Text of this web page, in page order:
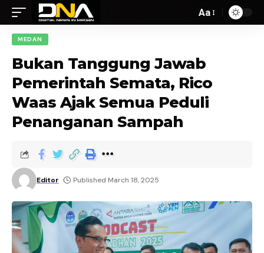
Aa
MEDAN
Bukan Tanggung Jawab
Pemerintah Semata, Rico
Waas Ajak Semua Peduli
Penanganan Sampah
Editor Published March 18, 2025